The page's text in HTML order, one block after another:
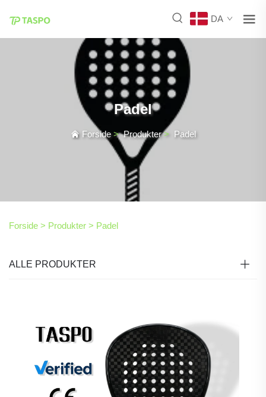
DA
Padel
Forside>Produkter> Padel
Forside > Produkter > Padel
ALLE PRODUKTER